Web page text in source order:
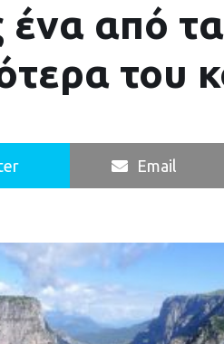
από
του
Email